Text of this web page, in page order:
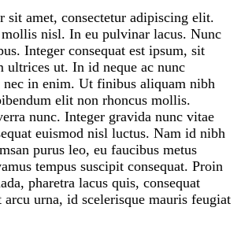
sit amet, consectetur adipiscing elit.
mollis nisl. In eu pulvinar lacus. Nunc
Integer consequat est ipsum, sit
ultrices ut. In id neque ac nunc
nec in enim. Ut finibus aliquam nibh
elit non rhoncus mollis.
nunc. Integer gravida nunc vitae
euismod nisl luctus. Nam id nibh
purus leo, eu faucibus metus
tempus suscipit consequat. Proin
pharetra lacus quis, consequat
urna, id scelerisque mauris feugiat